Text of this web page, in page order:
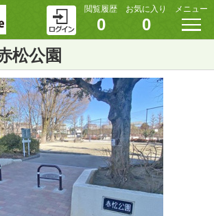
閲覧履歴
0
お気に入り
0
メニュー
松公園